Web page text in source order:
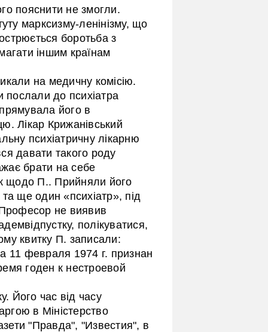
пояснити не змогли.
марксизму-ленінізму, що
боротьба з
іншим країнам
на медичну комісію.
послали до психіатра
його в
Лікар Крижанівський
психіатричну лікарню
давати такого роду
брати на себе
щодо П.. Прийняли його
ще один «психіатр», під
не виявив
полікуватися,
квитку П. записали:
11 февраля 1974 г. признан
годен к нестроевой
Його час від часу
в Міністерство
"Правда", "Известия", в